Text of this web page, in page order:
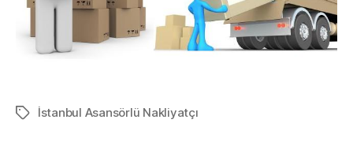
Etiketlerİstanbul Asansörlü Nakliyatçı